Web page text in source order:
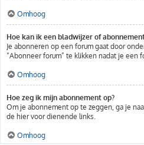
Omhoog
Hoe kan ik een bladwijzer of
Je abonneren op een forum gaat door
“Abonneer forum” te klikken nadat je een
Omhoog
Hoe zeg ik mijn abonnement op?
Om je abonnement op te zeggen, ga je
de hier voor dienende links.
Omhoog